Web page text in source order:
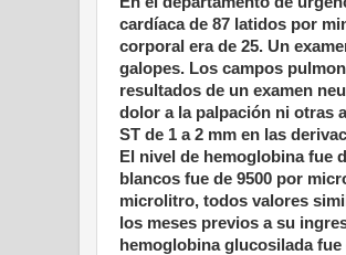
cardíaca de 87 latidos por
corporal era de 25. Un
galopes. Los campos
resultados de un examen
dolor a la palpación ni otras
ST de 1 a 2 mm en las
El nivel de hemoglobina fue
blancos fue de 9500 por
microlitro, todos valores
los meses previos a su
hemoglobina glucosilada